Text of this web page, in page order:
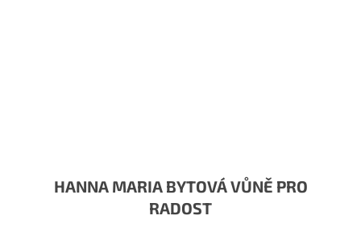
HANNA MARIA BYTOVÁ VŮNĚ PRO
RADOST